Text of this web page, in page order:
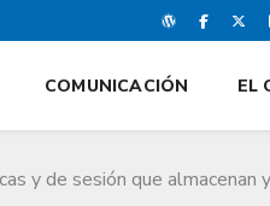
y de sesión que almacenan
COMUNICACIÓN EL